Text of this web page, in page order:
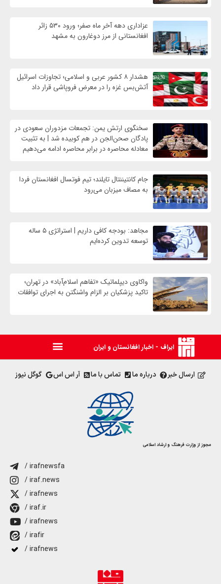
عزاداری دهه آخر ماه صفر؛ ورود ۵۳۰ زائر
افغانستانی از مرز دوغارون به مشهد
هشدار ۸ کشور عربی و اسلامی؛ تجاوزات اسرائیل
آتش‌بس غزه را در معرض فروپاشی قرار داد
سخنگوی ارتش یمن: تجمعات مزدوران سعودی در
پادگان صحن‌الجن در هم کوبیده شد | به تثبیت
معادله محاصره در برابر محاصره ادامه می‌دهیم
جام کانتیننتال تایلند؛ تیم فوتسال افغانستان فردا
به مصاف میزبان می‌رود
مجاهد: بودجه کافی داریم | استراتژی ۵ ساله
توسعه تدوین کرده‌ایم
واکاوی دیپلماتیک «تفاهم اسلام‌آباد» در تهران؛
تاکید پزشکیان بر الزام واشنگتن به اجرای توافقات
ایراف - اخبار افغانستان و ایران
ارسال خبر درباره ما تماس با ما آر اس اس گوگل نیوز
مجوز از وزارت فرهنگ و ارشاد اسلامی
/ irafnewsfa
/ iraf.news
/ irafnews
/ iraf.ir
/ irafnews
/ irafir
/ irafnews